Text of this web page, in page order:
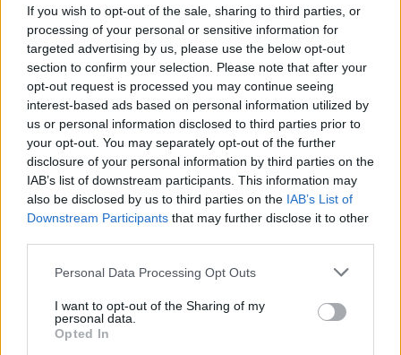
If you wish to opt-out of the sale, sharing to third parties, or
processing of your personal or sensitive information for
targeted advertising by us, please use the below opt-out
section to confirm your selection. Please note that after your
opt-out request is processed you may continue seeing
interest-based ads based on personal information utilized by
us or personal information disclosed to third parties prior to
your opt-out. You may separately opt-out of the further
disclosure of your personal information by third parties on the
IAB’s list of downstream participants. This information may
also be disclosed by us to third parties on the IAB’s List of
Downstream Participants that may further disclose it to other
Personal Data Processing Opt Outs
I want to opt-out of the Sharing of my
personal data.
Opted In
jį nuskraidinti į Krymą: jį sulaikė oro uosto
apsaugos darbuotojai. Tada vyras buvo
perduotas policijos pareigūnams.
Susiję straipsniai